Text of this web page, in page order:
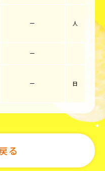
ー 人
ー
ー 日
る